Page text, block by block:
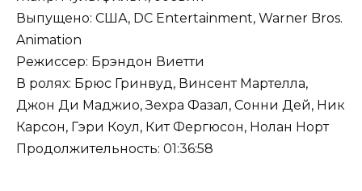
Выпущено: США, DC Entertainment, Warner Bros.
Animation
Режиссер: Брэндон Виетти
В ролях: Брюс Гринвуд, Винсент Мартелла,
Джон Ди Маджио, Зехра Фазал, Сонни Дей, Ник
Карсон, Гэри Коул, Кит Фергюсон, Нолан Норт
Продолжительность: 01:36:58